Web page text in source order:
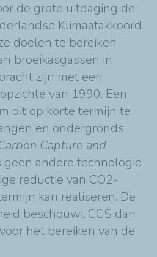
de grote uitdaging de
Klimaatakkoord
doelen te bereiken
broeikasgassen in
zijn met een
van 1990. Een
dit op korte termijn te
en ondergronds
Capture and
geen andere technologie
reductie van CO2-
kan realiseren. De
beschouwt CCS dan
het bereiken van de